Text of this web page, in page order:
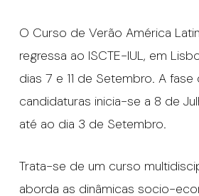
O Curso de Verão América
regressa ao ISCTE-IUL, em
dias 7 e 11 de Setembro. A fase
candidaturas inicia-se a 8 de
até ao dia 3 de Setembro.
Trata-se de um curso
aborda as dinâmicas socio-